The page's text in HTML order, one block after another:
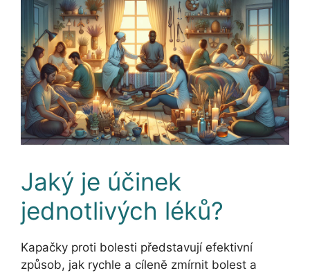
Jaký je účinek
jednotlivých léků?
Kapačky proti bolesti představují efektivní
způsob, jak rychle a cíleně zmírnit bolest a